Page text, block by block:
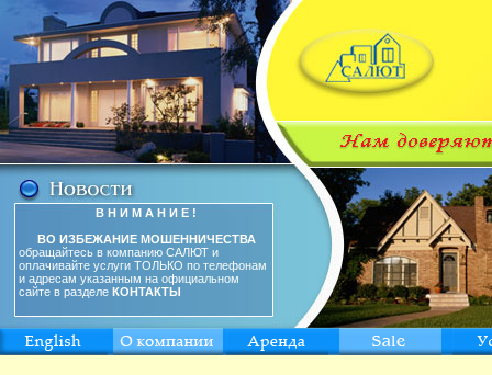
В Н И М А Н И Е !
ВО ИЗБЕЖАНИЕ МОШЕННИЧЕСТВА
обращайтесь в компанию САЛЮТ и
оплачивайте услуги ТОЛЬКО по телефонам
и адресам указанным на официальном
сайте в разделе КОНТАКТЫ